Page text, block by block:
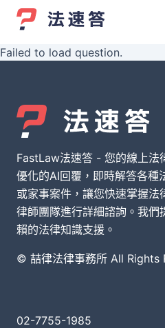
Failed to load question.
FastLaw法速答 - 您的線上法
優化的AI回覆，即時解答各種
或家事案件，讓您快速掌握法
律師團隊進行詳細諮詢。我們
賴的法律知識支援。
© 喆律法律事務所 All Rights
02-7755-1985